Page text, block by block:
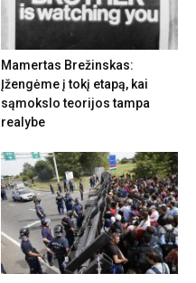
Mamertas Brežinskas:
Įžengėme į tokį etapą, kai
sąmokslo teorijos tampa
realybe